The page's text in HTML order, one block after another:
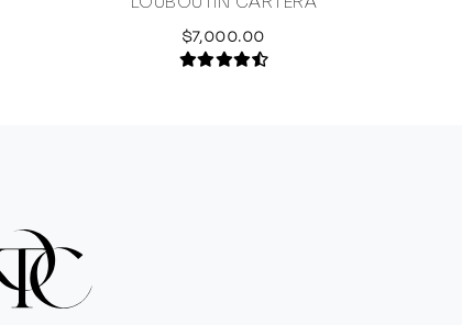
$7,000.00